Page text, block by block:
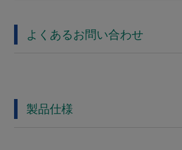
よくあるお問い合わせ
製品仕様